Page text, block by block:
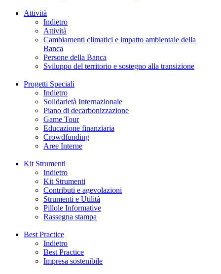
Attività
Indietro
Attività
Cambiamenti climatici e impatto ambientale della
Banca
Persone della Banca
Sviluppo del territorio e sostegno alla transizione
Progetti Speciali
Indietro
Solidarietà Internazionale
Piano di decarbonizzazione
Game Tour
Educazione finanziaria
Crowdfunding
Aree Interne
Kit Strumenti
Indietro
Kit Strumenti
Contributi e agevolazioni
Strumenti e Utilità
Pillole Informative
Rassegna stampa
Best Practice
Indietro
Best Practice
Impresa sostenibile